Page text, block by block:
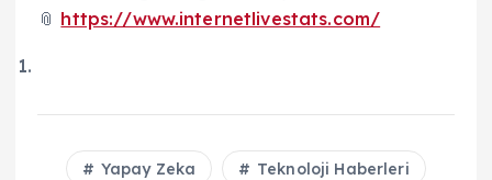
📎 https://www.internetlivestats.com/
Yapay Zeka Teknoloji Haberleri